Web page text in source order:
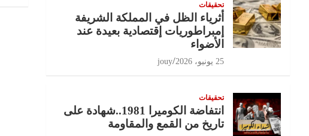
تحقيقات
أثرياء الظل في المملكة الشريفة
إمبراطوريات إقتصادية بعيدة عند
الأضواء
25 يونيو، 2026 jouy
تحقيقات
انتفاضة الكوميرا 1981..شهادة على
تاريخ من القمع والمقاومة